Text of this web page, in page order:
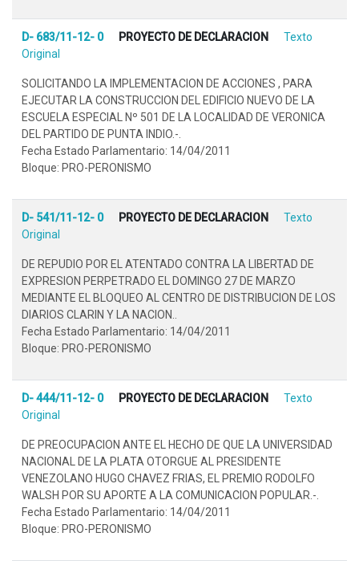
D- 683/11-12- 0 PROYECTO DE DECLARACION
Texto
Original
SOLICITANDO LA IMPLEMENTACION DE ACCIONES , PARA
EJECUTAR LA CONSTRUCCION DEL EDIFICIO NUEVO DE LA
ESCUELA ESPECIAL Nº 501 DE LA LOCALIDAD DE VERONICA
DEL PARTIDO DE PUNTA INDIO.-.
Fecha Estado Parlamentario: 14/04/2011
Bloque: PRO-PERONISMO
D- 541/11-12- 0 PROYECTO DE DECLARACION
Texto
Original
DE REPUDIO POR EL ATENTADO CONTRA LA LIBERTAD DE
EXPRESION PERPETRADO EL DOMINGO 27 DE MARZO
MEDIANTE EL BLOQUEO AL CENTRO DE DISTRIBUCION DE LOS
DIARIOS CLARIN Y LA NACION..
Fecha Estado Parlamentario: 14/04/2011
Bloque: PRO-PERONISMO
D- 444/11-12- 0 PROYECTO DE DECLARACION
Texto
Original
DE PREOCUPACION ANTE EL HECHO DE QUE LA UNIVERSIDAD
NACIONAL DE LA PLATA OTORGUE AL PRESIDENTE
VENEZOLANO HUGO CHAVEZ FRIAS, EL PREMIO RODOLFO
WALSH POR SU APORTE A LA COMUNICACION POPULAR.-.
Fecha Estado Parlamentario: 14/04/2011
Bloque: PRO-PERONISMO